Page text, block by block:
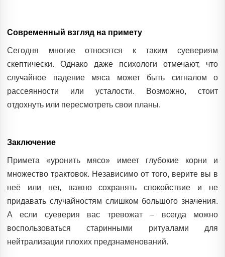
Современный взгляд на примету
Сегодня многие относятся к таким суевериям
скептически. Однако даже психологи отмечают, что
случайное падение мяса может быть сигналом о
рассеянности или усталости. Возможно, стоит
отдохнуть или пересмотреть свои планы.
Заключение
Примета «уронить мясо» имеет глубокие корни и
множество трактовок. Независимо от того, верите вы в
неё или нет, важно сохранять спокойствие и не
придавать случайностям слишком большого значения.
А если суеверия вас тревожат – всегда можно
воспользоваться старинными ритуалами для
нейтрализации плохих предзнаменований.